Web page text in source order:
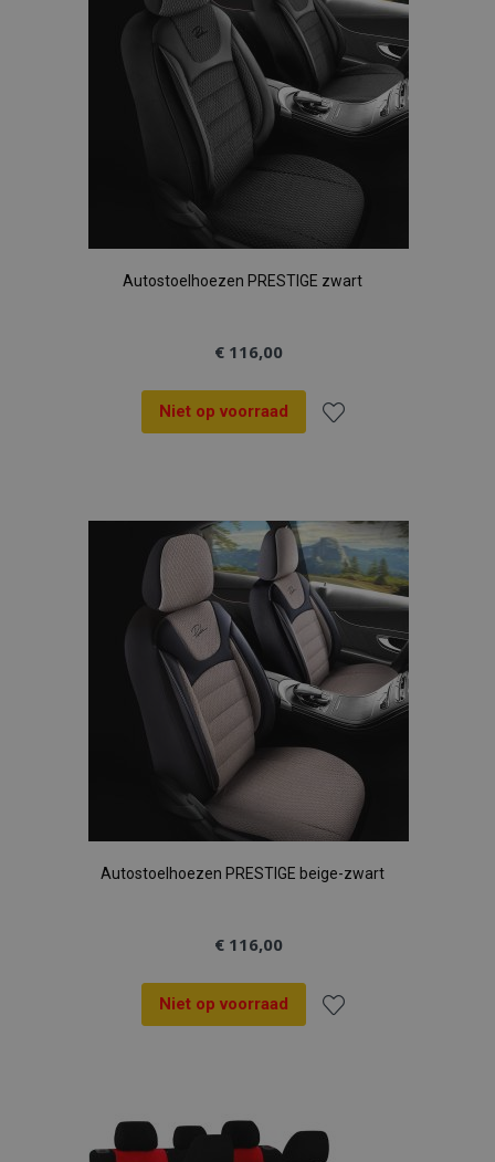
Autostoelhoezen PRESTIGE zwart
€ 116,00
Niet op voorraad
aan
verlanglijst
Autostoelhoezen PRESTIGE beige-zwart
€ 116,00
Niet op voorraad
aan